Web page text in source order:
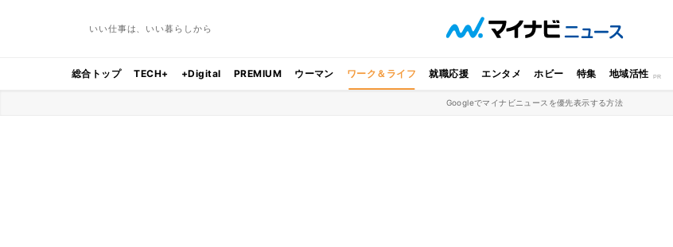
いい仕事は、いい暮らしから
総合トップ TECH+ +Digital PREMIUM ウーマン ワーク＆ライフ 就職応援 エンタメ ホビー 特集 地域活性
Googleでマイナビニュースを優先表示する方法